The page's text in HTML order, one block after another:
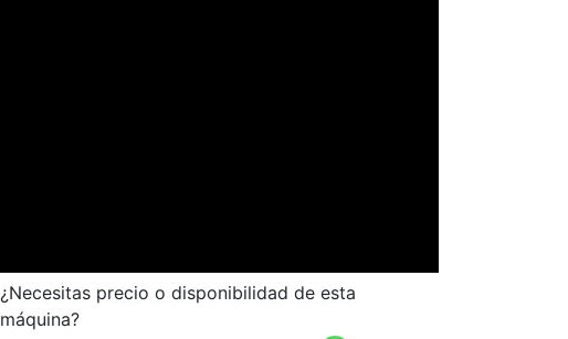
¿Necesitas precio o disponibilidad de esta
máquina?